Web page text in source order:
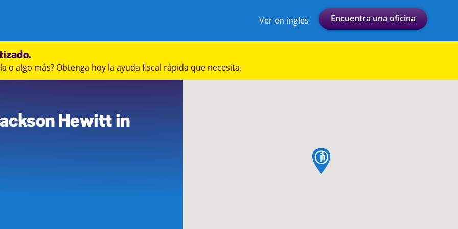
Encuentra una oficina
Ver en inglés
algo más? Obtenga hoy la ayuda fiscal rápida que necesita.
Hewitt in
pin de mapa